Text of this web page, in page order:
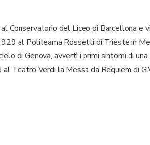
Conservatorio del Liceo di Barcellona e
al Politeama Rossetti di Trieste in
di Genova, avvertì i primi sintomi di
Teatro Verdi la Messa da Requiem di